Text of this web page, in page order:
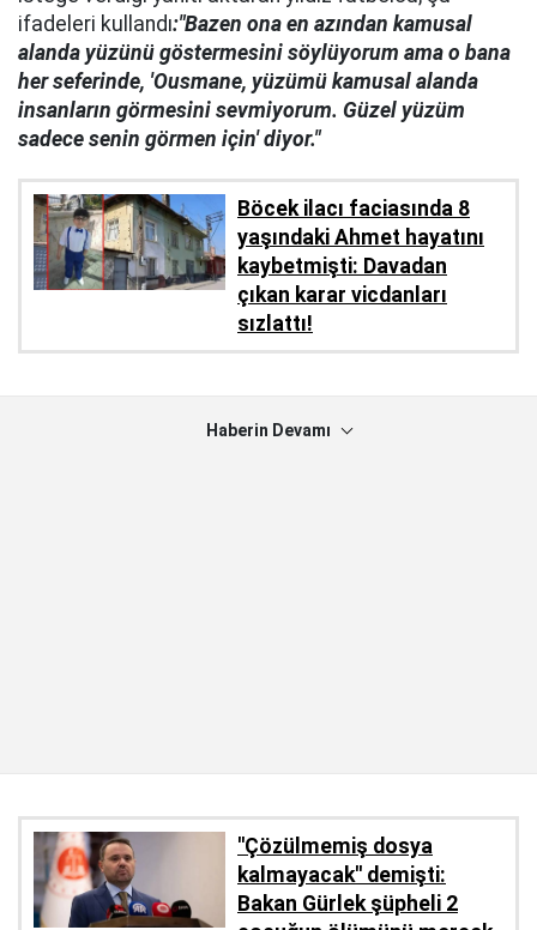
ifadeleri kullandı:"Bazen ona en azından kamusal
alanda yüzünü göstermesini söylüyorum ama o bana
her seferinde, 'Ousmane, yüzümü kamusal alanda
insanların görmesini sevmiyorum. Güzel yüzüm
sadece senin görmen için' diyor."
Böcek ilacı faciasında 8
yaşındaki Ahmet hayatını
kaybetmişti: Davadan
çıkan karar vicdanları
sızlattı!
Haberin Devamı
''Çözülmemiş dosya
kalmayacak'' demişti:
Bakan Gürlek şüpheli 2